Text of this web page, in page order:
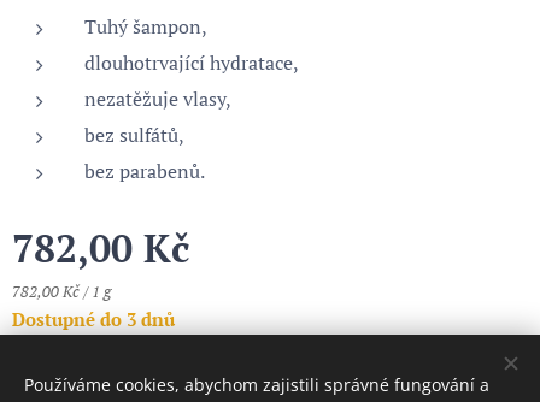
Tuhý šampon,
dlouhotrvající hydratace,
nezatěžuje vlasy,
bez sulfátů,
bez parabenů.
782,00 Kč
782,00 Kč / 1 g
Dostupné do 3 dnů
Používáme cookies, abychom zajistili správné fungování a